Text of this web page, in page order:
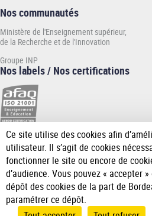
Nos communautés
Ministère de l'Enseignement supérieur,
de la Recherche et de l'Innovation
Groupe INP
Nos labels / Nos certifications
Ce site utilise des cookies afin
utilisateur. Il s’agit de cookies
fonctionner le site ou encore de
d’audience. Vous pouvez « accepter
dépôt des cookies de la part de
paramétrer ce dépôt.